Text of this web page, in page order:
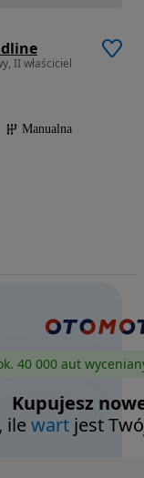
II właściciel
Manualna
40 000 aut
Kupujesz
ilewart jest